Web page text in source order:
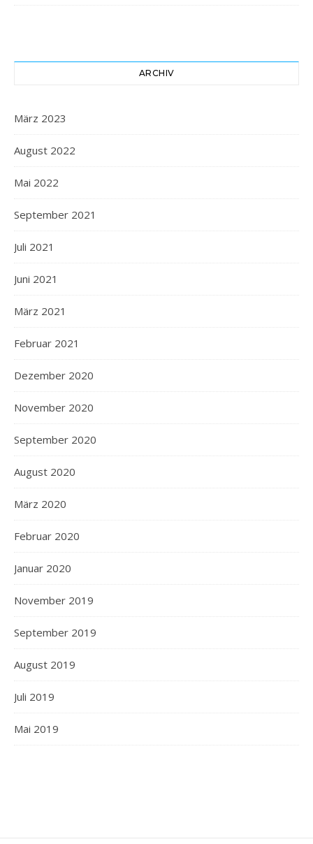
ARCHIV
März 2023
August 2022
Mai 2022
September 2021
Juli 2021
Juni 2021
März 2021
Februar 2021
Dezember 2020
November 2020
September 2020
August 2020
März 2020
Februar 2020
Januar 2020
November 2019
September 2019
August 2019
Juli 2019
Mai 2019